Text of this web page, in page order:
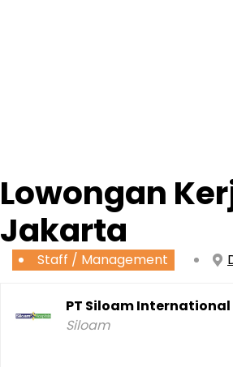
Lowongan
Jakarta
Staff / Management
PT Siloam
Siloam